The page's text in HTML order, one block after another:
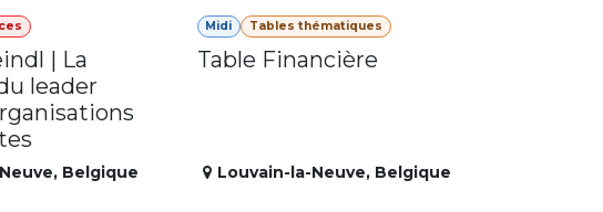
| La
leader
, Belgique
Midi Tables thématiques
Table Financière
Louvain-la-Neuve, Belgique